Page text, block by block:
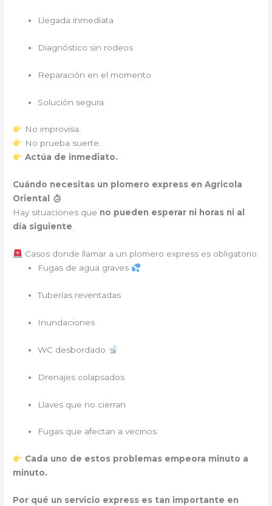
Llegada inmediata
Diagnóstico sin rodeos
Reparación en el momento
Solución segura
No improvisa.
No prueba suerte.
Actúa de inmediato.
Cuándo necesitas un plomero express en Agricola
Oriental
Hay situaciones que no pueden esperar ni horas ni al
día siguiente.
Casos donde llamar a un plomero express es obligatorio:
Fugas de agua graves
Tuberías reventadas
Inundaciones
WC desbordado
Drenajes colapsados
Llaves que no cierran
Fugas que afectan a vecinos
Cada uno de estos problemas empeora minuto a
minuto.
Por qué un servicio express es tan importante en